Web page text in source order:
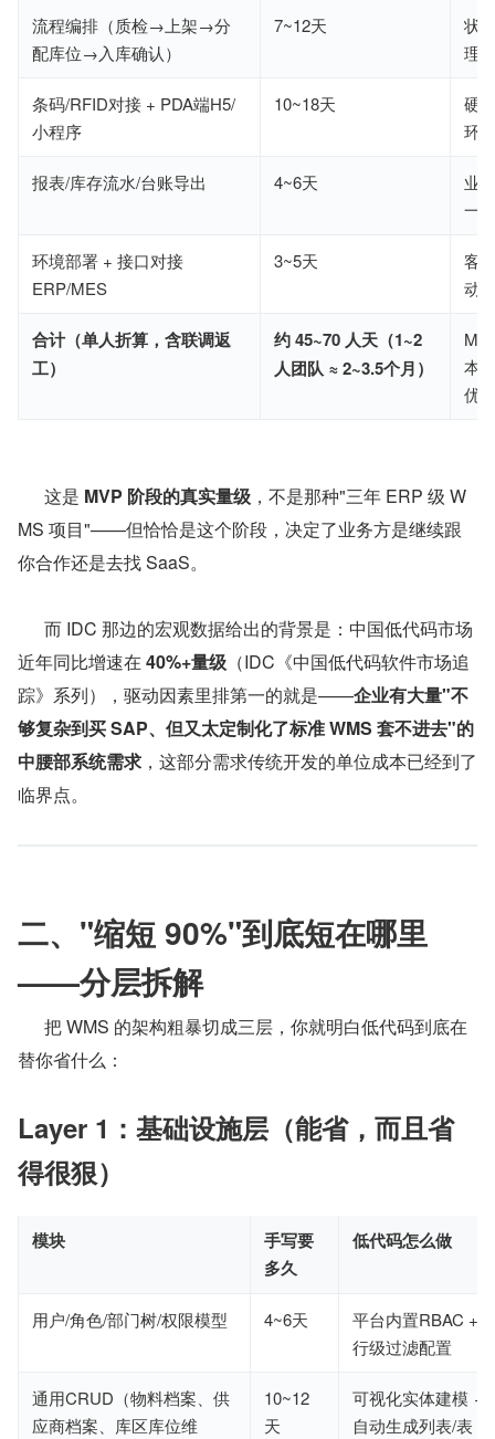
流程编排（质检→上架→分
配库位→入库确认）
7~12天
状
理
条码/RFID对接 + PDA端H5/
小程序
10~18天
硬
环
报表/库存流水/台账导出 4~6天
业
一
环境部署 + 接口对接
ERP/MES
3~5天
客
动
合计（单人折算，含联调返
工）
约 45~70 人天（1~2
人团队 ≈ 2~3.5个月）
本
优
      这是
MVP 阶段的真实量级 ，不是那种"三年 ERP 级 W
MS 项目"——但恰恰是这个阶段，决定了业务方是继续跟
你合作还是去找 SaaS。
近年同比增速在 40%+量级 （IDC《中国低代码软件市场追
踪》系列），驱动因素里排第一的就是——企业有大量"不
够复杂到买 SAP、但又太定制化了标准 WMS 套不进去"的
中腰部系统需求 ，这部分需求传统开发的单位成本已经到了
临界点。
二、"缩短 90%"到底短在哪里
——分层拆解
替你省什么：
Layer 1：基础设施层（能省，而且省
得很狠）
模块
手写要
多久
低代码怎么做
用户/角色/部门树/权限模型 4~6天
平台内置RBAC +
行级过滤配置
通用CRUD（物料档案、供
应商档案、库区库位维
10~12
天
可视化实体建模 →
自动生成列表/表